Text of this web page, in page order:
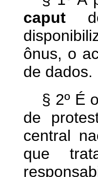
caput
ônus, o
de dados.
§ 2º É
de
central
que